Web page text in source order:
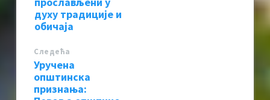
духу традиције и
обичаја
Следећa
Уручена
општинска
признања: